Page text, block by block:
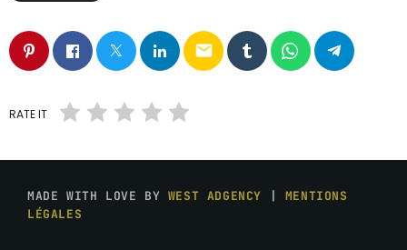
email
RATE IT
MADE WITH LOVE BY WEST ADGENCY | MENTIONS
LÉGALES